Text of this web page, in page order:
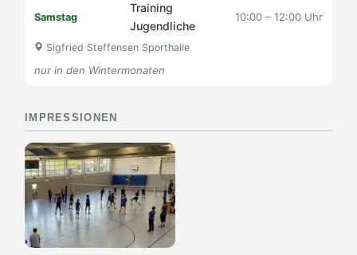
Samstag
Training
Jugendliche
10:00 – 12:00 Uhr
Sigfried Steffensen Sporthalle
nur in den Wintermonaten
IMPRESSIONEN